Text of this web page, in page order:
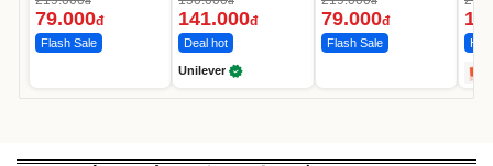
79.000đ
Flash Sale
Ngày
141.000đ
Deal hot
Unilever
79.000đ
Flash Sale Hot